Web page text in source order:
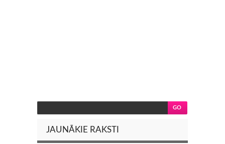
JAUNĀKIE RAKSTI